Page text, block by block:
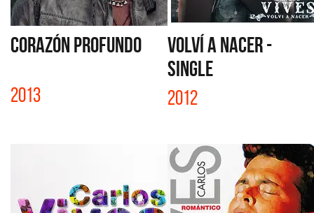
CORAZÓN PROFUNDO
2013
VOLVÍ A NACER -
SINGLE
2012